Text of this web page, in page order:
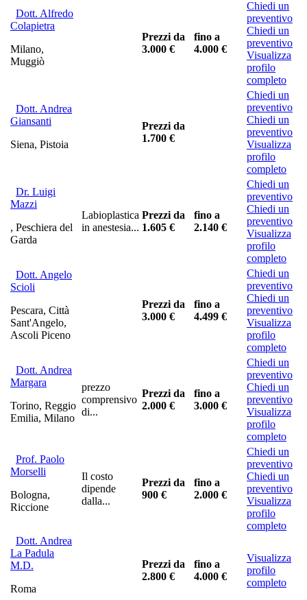
Dott. Alfredo
Colapietra
Milano,
Muggiò
Prezzi da
3.000 €
fino a
4.000 €
Chiedi un
preventivo
Chiedi un
preventivo
Visualizza
profilo
completo
Dott. Andrea
Giansanti
Siena, Pistoia
Prezzi da
1.700 €
Chiedi un
preventivo
Chiedi un
preventivo
Visualizza
profilo
completo
Dr. Luigi
Mazzi
, Peschiera del
Garda
Labioplastica
in anestesia...
Prezzi da
1.605 €
fino a
2.140 €
Chiedi un
preventivo
Chiedi un
preventivo
Visualizza
profilo
completo
Dott. Angelo
Scioli
Pescara, Città
Sant'Angelo,
Ascoli Piceno
Prezzi da
3.000 €
fino a
4.499 €
Chiedi un
preventivo
Chiedi un
preventivo
Visualizza
profilo
completo
Dott. Andrea
Margara
Torino, Reggio
Emilia, Milano
prezzo
comprensivo
di...
Prezzi da
2.000 €
fino a
3.000 €
Chiedi un
preventivo
Chiedi un
preventivo
Visualizza
profilo
completo
Prof. Paolo
Morselli
Bologna,
Riccione
Il costo
dipende
dalla...
Prezzi da
900 €
fino a
2.000 €
Chiedi un
preventivo
Chiedi un
preventivo
Visualizza
profilo
completo
Dott. Andrea
La Padula
M.D.
Roma
Prezzi da
2.800 €
fino a
4.000 €
Visualizza
profilo
completo